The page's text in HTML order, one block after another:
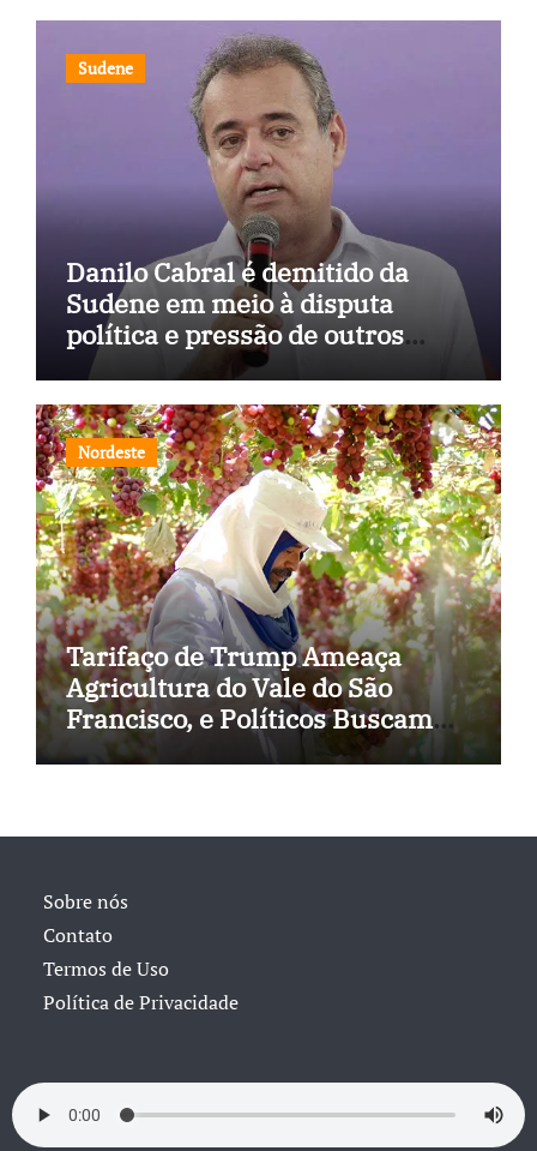
Sudene
Danilo Cabral é demitido da
Sudene em meio à disputa
política e pressão de outros
estados
Nordeste
Tarifaço de Trump Ameaça
Agricultura do Vale do São
Francisco, e Políticos Buscam
Soluções
Sobre nós
Contato
Termos de Uso
Política de Privacidade